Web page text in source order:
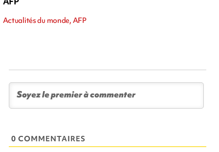
Actualités du monde, AFP
0 COMMENTAIRES